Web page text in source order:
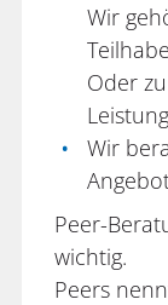
Wir
Oder
Wir
Peer-
wichtig.
Peers